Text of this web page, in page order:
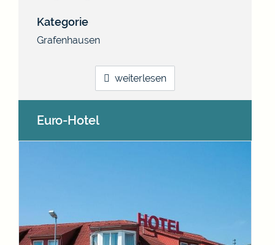
Kategorie
Grafenhausen
weiterlesen
Euro-Hotel